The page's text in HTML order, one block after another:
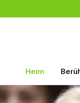
Heim